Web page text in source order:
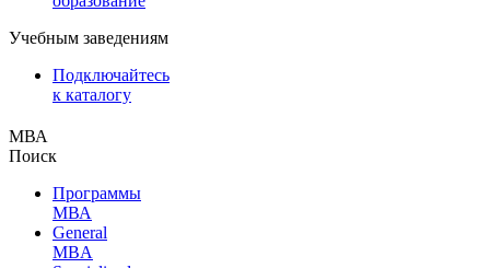
Учебным заведениям
Подключайтесь
к каталогу
МВА
Поиск
Программы
МВА
General
MBA